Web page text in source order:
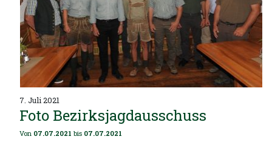
7. Juli 2021
Foto Bezirksjagdausschuss
Von 07.07.2021 bis 07.07.2021